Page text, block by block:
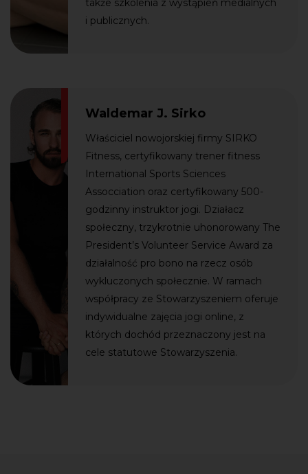
także szkolenia z wystąpień medialnych
i publicznych.
Waldemar J. Sirko
Właściciel nowojorskiej firmy SIRKO
Fitness, certyfikowany trener fitness
International Sports Sciences
Assocciation oraz certyfikowany 500-
godzinny instruktor jogi. Działacz
społeczny, trzykrotnie uhonorowany The
President’s Volunteer Service Award za
działalność pro bono na rzecz osób
wykluczonych społecznie. W ramach
współpracy ze Stowarzyszeniem oferuje
indywidualne zajęcia jogi online, z
których dochód przeznaczony jest na
cele statutowe Stowarzyszenia.